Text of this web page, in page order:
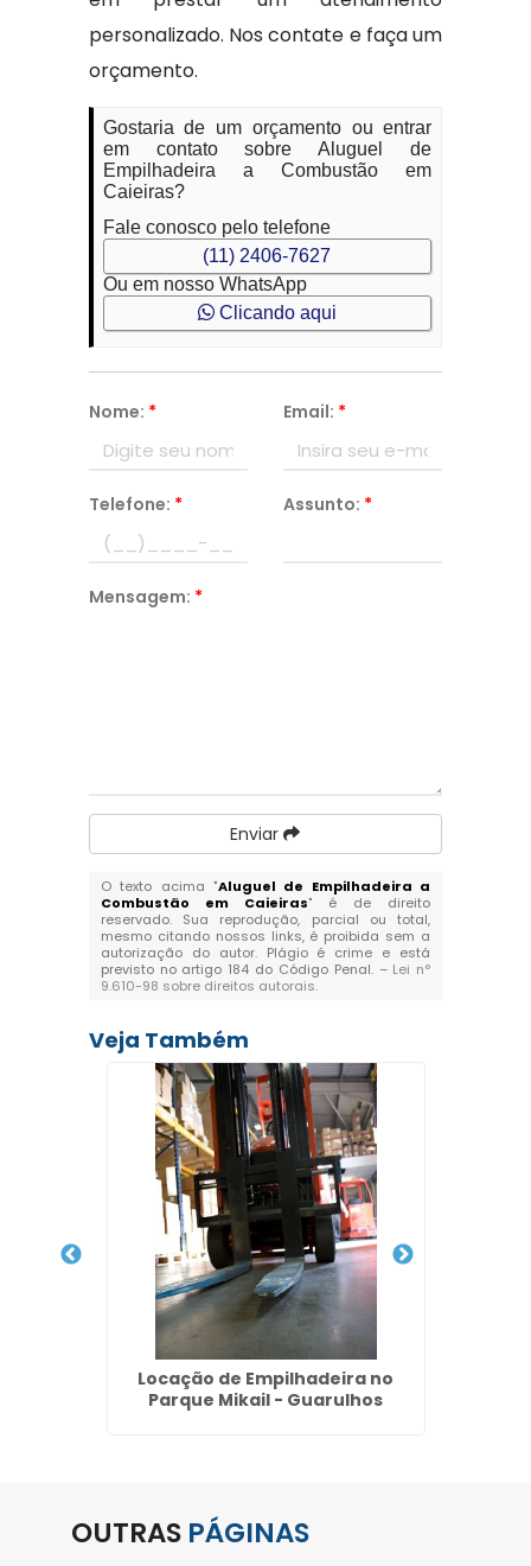
personalizado. Nos contate e faça um
orçamento.
Gostaria de um orçamento ou entrar
em contato sobre Aluguel de
Empilhadeira a Combustão em
Caieiras?
Fale conosco pelo telefone
(11) 2406-7627
Ou em nosso WhatsApp
Clicando aqui
Nome: * Email: *
Telefone: * Assunto: *
Mensagem: *
Enviar
O texto acima "Aluguel de Empilhadeira a
Combustão em Caieiras" é de direito
reservado. Sua reprodução, parcial ou total,
mesmo citando nossos links, é proibida sem a
autorização do autor. Plágio é crime e está
previsto no artigo 184 do Código Penal. – Lei n°
9.610-98 sobre direitos autorais.
Veja Também
Locação de Empilhadeira no
Parque Mikail - Guarulhos
OUTRAS PÁGINAS